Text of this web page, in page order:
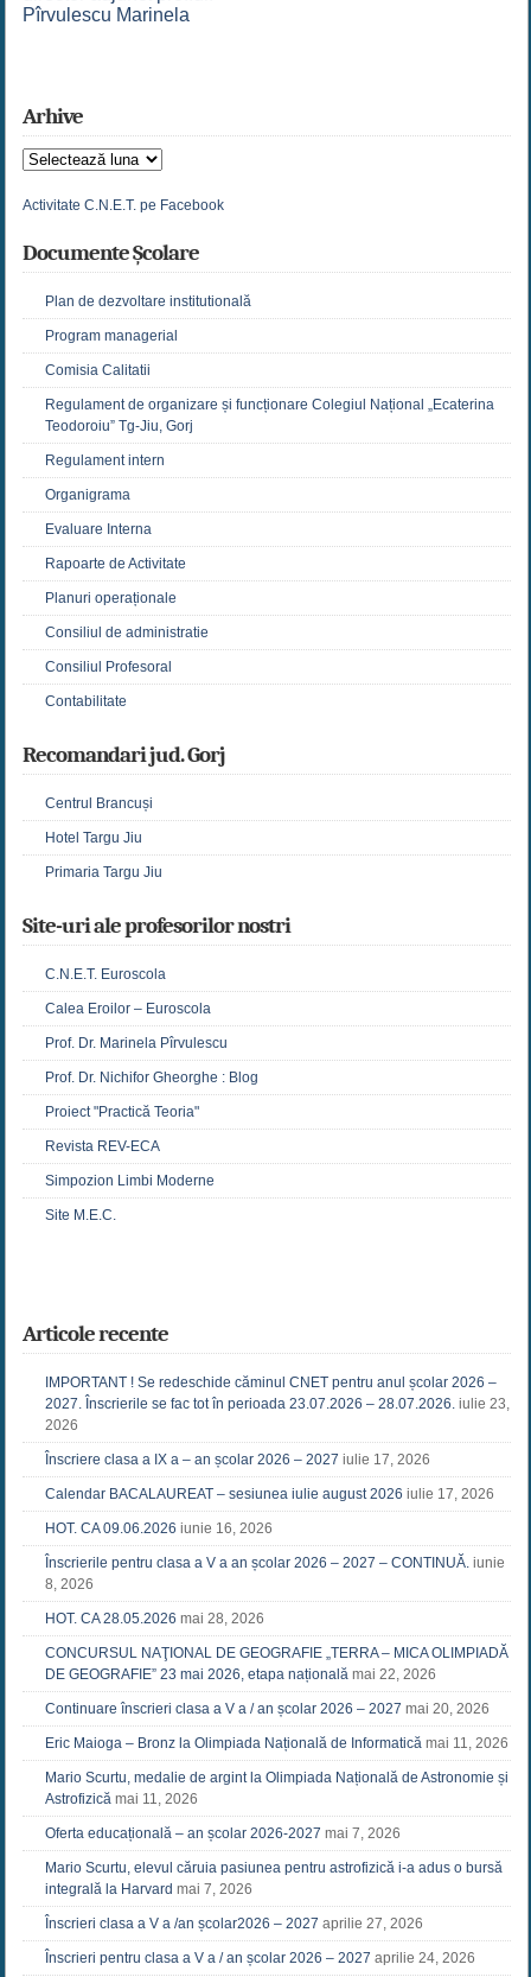
Pîrvulescu Marinela
Arhive
Arhive
Activitate C.N.E.T. pe Facebook
Documente Școlare
Plan de dezvoltare institutională
Program managerial
Comisia Calitatii
Regulament de organizare și funcționare Colegiul Național „Ecaterina
Teodoroiu” Tg-Jiu, Gorj
Regulament intern
Organigrama
Evaluare Interna
Rapoarte de Activitate
Planuri operaționale
Consiliul de administratie
Consiliul Profesoral
Contabilitate
Recomandari jud. Gorj
Centrul Brancuși
Hotel Targu Jiu
Primaria Targu Jiu
Site-uri ale profesorilor nostri
C.N.E.T. Euroscola
Calea Eroilor – Euroscola
Prof. Dr. Marinela Pîrvulescu
Prof. Dr. Nichifor Gheorghe : Blog
Proiect "Practică Teoria"
Revista REV-ECA
Simpozion Limbi Moderne
Site M.E.C.
Articole recente
IMPORTANT ! Se redeschide căminul CNET pentru anul școlar 2026 –
2027. Înscrierile se fac tot în perioada 23.07.2026 – 28.07.2026. iulie 23,
2026
Înscriere clasa a IX a – an școlar 2026 – 2027 iulie 17, 2026
Calendar BACALAUREAT – sesiunea iulie august 2026 iulie 17, 2026
HOT. CA 09.06.2026 iunie 16, 2026
Înscrierile pentru clasa a V a an școlar 2026 – 2027 – CONTINUĂ. iunie
8, 2026
HOT. CA 28.05.2026 mai 28, 2026
CONCURSUL NAŢIONAL DE GEOGRAFIE „TERRA – MICA OLIMPIADĂ
DE GEOGRAFIE” 23 mai 2026, etapa națională mai 22, 2026
Continuare înscrieri clasa a V a / an școlar 2026 – 2027 mai 20, 2026
Eric Maioga – Bronz la Olimpiada Națională de Informatică mai 11, 2026
Mario Scurtu, medalie de argint la Olimpiada Națională de Astronomie și
Astrofizică mai 11, 2026
Oferta educațională – an școlar 2026-2027 mai 7, 2026
Mario Scurtu, elevul căruia pasiunea pentru astrofizică i-a adus o bursă
integrală la Harvard mai 7, 2026
Înscrieri clasa a V a /an școlar2026 – 2027 aprilie 27, 2026
Înscrieri pentru clasa a V a / an școlar 2026 – 2027 aprilie 24, 2026